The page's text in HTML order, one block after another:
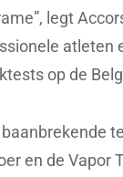
legt
atleten
op de
en de Vapor